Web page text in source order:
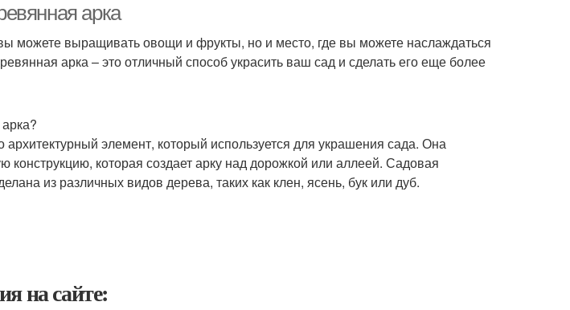
арка
можете выращивать овощи и фрукты, но и место, где вы можете наслаждаться
арка – это отличный способ украсить ваш сад и сделать его еще более
элемент, который используется для украшения сада. Она
конструкцию, которая создает арку над дорожкой или аллеей. Садовая
из различных видов дерева, таких как клен, ясень, бук или дуб.
на сайте: